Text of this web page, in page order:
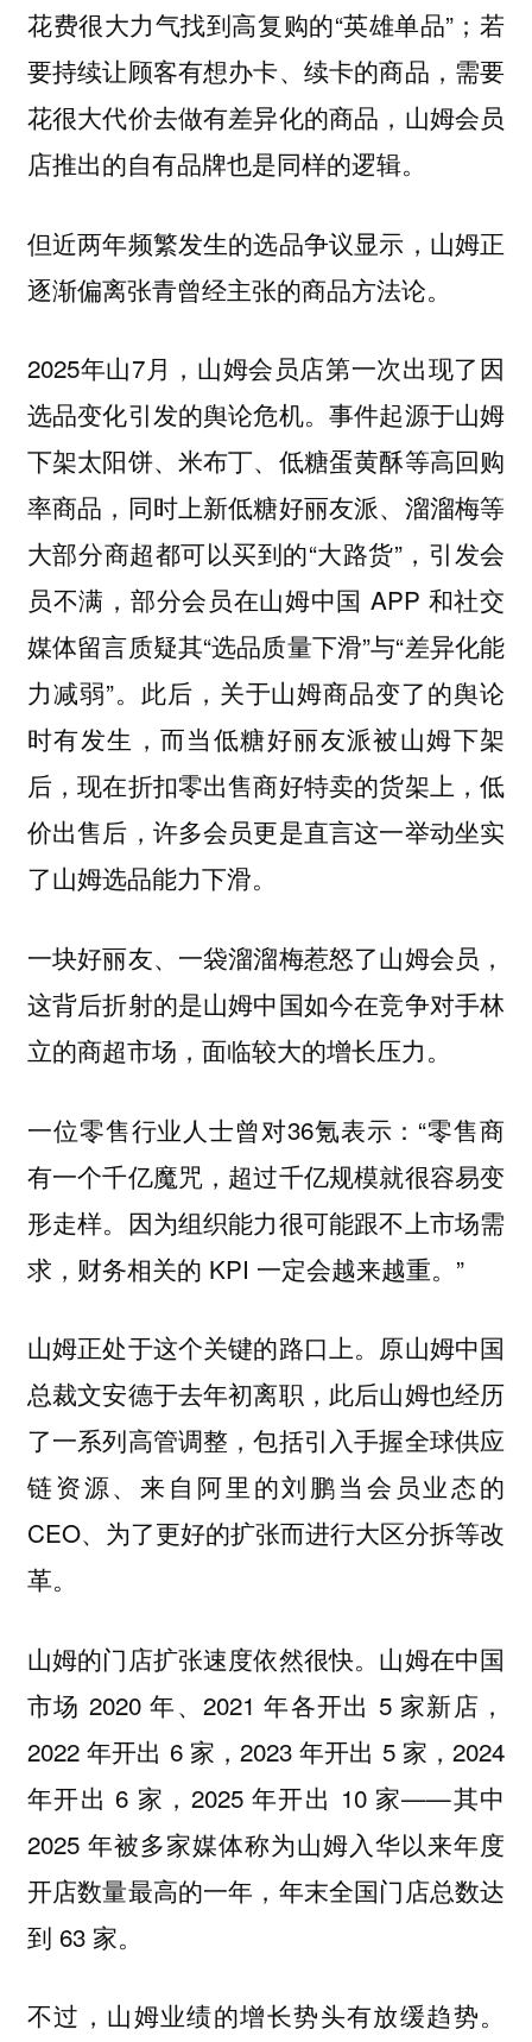
花费很大力气找到高复购的“英雄单品”；若
要持续让顾客有想办卡、续卡的商品，需要
花很大代价去做有差异化的商品，山姆会员
店推出的自有品牌也是同样的逻辑。
但近两年频繁发生的选品争议显示，山姆正
逐渐偏离张青曾经主张的商品方法论。
2025年山7月，山姆会员店第一次出现了因
选品变化引发的舆论危机。事件起源于山姆
下架太阳饼、米布丁、低糖蛋黄酥等高回购
率商品，同时上新低糖好丽友派、溜溜梅等
大部分商超都可以买到的“大路货”，引发会
员不满，部分会员在山姆中国 APP 和社交
媒体留言质疑其“选品质量下滑”与“差异化能
力减弱”。此后，关于山姆商品变了的舆论
时有发生，而当低糖好丽友派被山姆下架
后，现在折扣零出售商好特卖的货架上，低
价出售后，许多会员更是直言这一举动坐实
了山姆选品能力下滑。
一块好丽友、一袋溜溜梅惹怒了山姆会员，
这背后折射的是山姆中国如今在竞争对手林
立的商超市场，面临较大的增长压力。
一位零售行业人士曾对36氪表示：“零售商
有一个千亿魔咒，超过千亿规模就很容易变
形走样。因为组织能力很可能跟不上市场需
求，财务相关的 KPI 一定会越来越重。”
山姆正处于这个关键的路口上。原山姆中国
总裁文安德于去年初离职，此后山姆也经历
了一系列高管调整，包括引入手握全球供应
链资源、来自阿里的刘鹏当会员业态的
CEO、为了更好的扩张而进行大区分拆等改
革。
山姆的门店扩张速度依然很快。山姆在中国
市场 2020 年、2021 年各开出 5 家新店，
2022 年开出 6 家，2023 年开出 5 家，2024
年开出 6 家，2025 年开出 10 家——其中
2025 年被多家媒体称为山姆入华以来年度
开店数量最高的一年，年末全国门店总数达
到 63 家。
不过，山姆业绩的增长势头有放缓趋势。